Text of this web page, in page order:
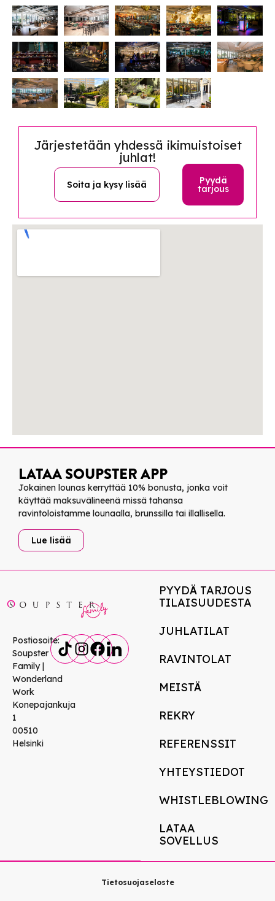
Järjestetään yhdessä ikimuistoiset
juhlat!
Soita ja kysy lisää Pyydä
tarjous
Jokainen lounas kerryttää 10% bonusta, jonka voit
käyttää maksuvälineenä missä tahansa
ravintoloistamme lounaalla, brunssilla tai illallisella.
LATAA SOUPSTER APP
Lue lisää
Postiosoite:
Soupster
Family |
Wonderland
Work
Konepajankuja
1
00510
Helsinki
PYYDÄ TARJOUS
TILAISUUDESTA
JUHLATILAT
RAVINTOLAT
MEISTÄ
REKRY
REFERENSSIT
YHTEYSTIEDOT
WHISTLEBLOWING
LATAA
SOVELLUS
Tietosuojaseloste